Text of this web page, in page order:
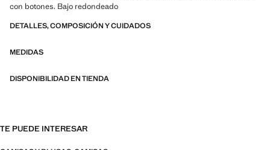
con botones. Bajo redondeado
DETALLES, COMPOSICIÓN Y CUIDADOS
MEDIDAS
DISPONIBILIDAD EN TIENDA
TE PUEDE INTERESAR